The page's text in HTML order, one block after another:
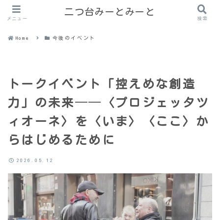
Home 今後のイベント
トークイベント「控えめな創造
力」の未来──〈プロジェッタツ
ィオーネ〉を〈いま〉〈ここ〉か
らはじめるために
2026.05.12
メニュー
二つ台みーとみーと
検索